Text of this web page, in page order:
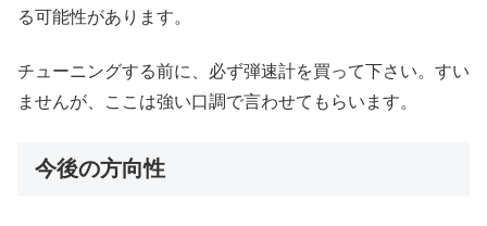
る可能性があります。
チューニングする前に、必ず弾速計を買って下さい。すい
ませんが、ここは強い口調で言わせてもらいます。
今後の方向性